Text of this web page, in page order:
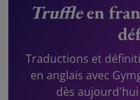
Truffleen
Traductions et
en anglais avec
dès